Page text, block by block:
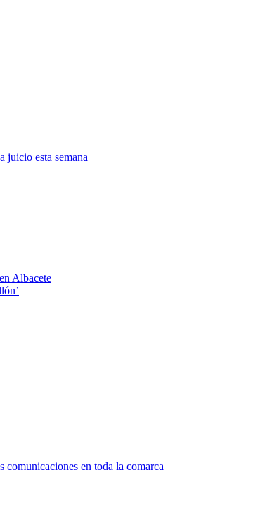
juicio esta semana
Albacete
comunicaciones en toda la comarca